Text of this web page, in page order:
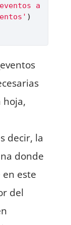
a
hoja,
decir, la
donde
en este
del